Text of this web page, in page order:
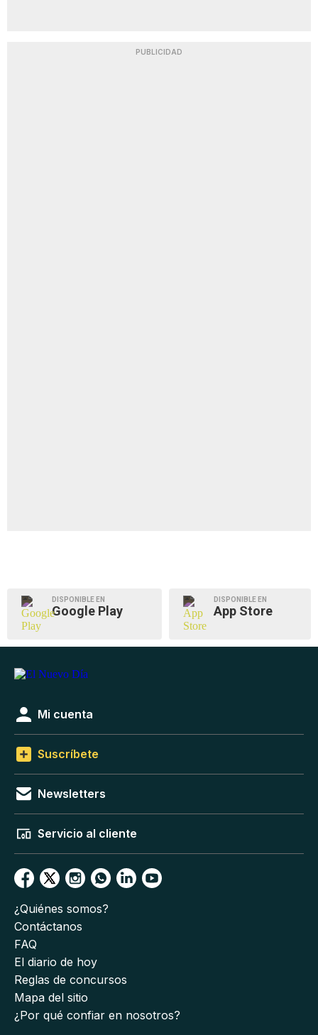
PUBLICIDAD
DISPONIBLE EN
Google Play
DISPONIBLE EN
App Store
Mi cuenta
Suscríbete
Newsletters
Servicio al cliente
¿Quiénes somos?
Contáctanos
FAQ
El diario de hoy
Reglas de concursos
Mapa del sitio
¿Por qué confiar en nosotros?